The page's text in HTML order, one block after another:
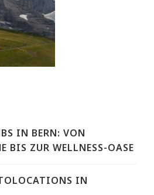
IN BERN: VON
BIS ZUR WELLNESS-OASE
IN